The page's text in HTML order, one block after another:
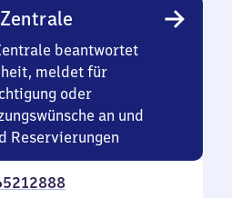
beantwortet
meldet für
oder
an und
Reservierungen